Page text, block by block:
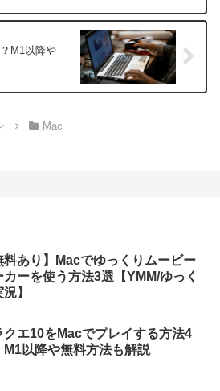
M1以降や
Mac
料あり】Macでゆっくりムービー
カーを使う方法3選【YMM/ゆっく
】
クエ10をMacでプレイする方法4
M1以降や無料方法も解説